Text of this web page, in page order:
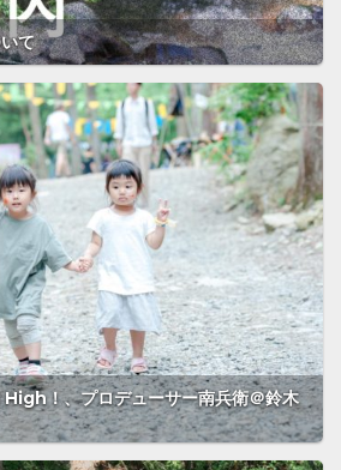
て
！、プロデューサー南兵衛＠鈴木